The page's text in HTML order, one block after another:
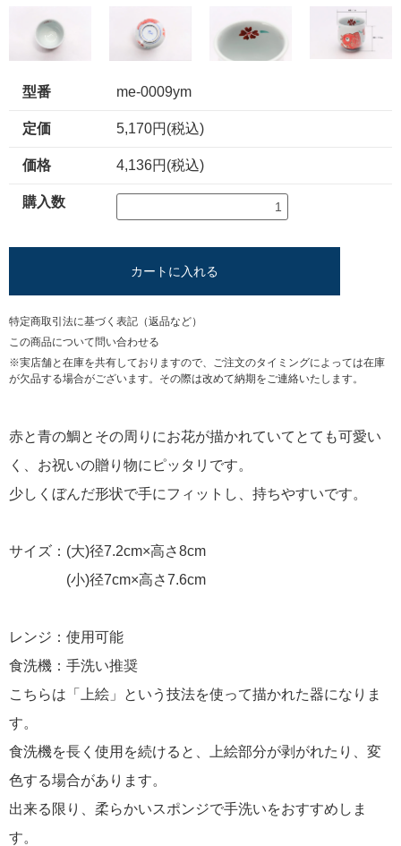
型番 me-0009ym
定価 5,170円(税込)
価格 4,136円(税込)
購入数
カートに入れる
特定商取引法に基づく表記（返品など）
この商品について問い合わせる
※実店舗と在庫を共有しておりますので、ご注文のタイミングによっては在庫
が欠品する場合がございます。その際は改めて納期をご連絡いたします。
赤と青の鯛とその周りにお花が描かれていてとても可愛い
く、お祝いの贈り物にピッタリです。
少しくぼんだ形状で手にフィットし、持ちやすいです。
サイズ：(大)径7.2cm×高さ8cm
(小)径7cm×高さ7.6cm
レンジ：使用可能
食洗機：手洗い推奨
こちらは「上絵」という技法を使って描かれた器になりま
す。
食洗機を長く使用を続けると、上絵部分が剥がれたり、変
色する場合があります。
出来る限り、柔らかいスポンジで手洗いをおすすめしま
す。